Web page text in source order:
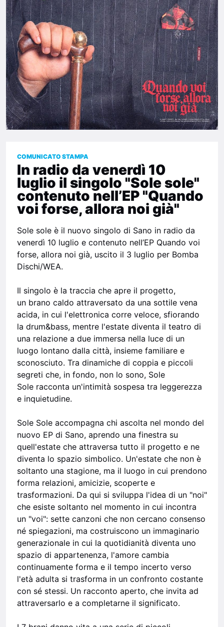
COMUNICATO STAMPA
In radio da venerdì 10
luglio il singolo "Sole sole"
contenuto nell’EP "Quando
voi forse, allora noi già"
Sole sole è il nuovo singolo di Sano in radio da
venerdì 10 luglio e contenuto nell’EP Quando voi
forse, allora noi già, uscito il 3 luglio per Bomba
Dischi/WEA.
Il singolo è la traccia che apre il progetto,
un brano caldo attraversato da una sottile vena
acida, in cui l'elettronica corre veloce, sfiorando
la drum&bass, mentre l'estate diventa il teatro di
una relazione a due immersa nella luce di un
luogo lontano dalla città, insieme familiare e
sconosciuto. Tra dinamiche di coppia e piccoli
segreti che, in fondo, non lo sono, Sole
Sole racconta un'intimità sospesa tra leggerezza
e inquietudine.
Sole Sole accompagna chi ascolta nel mondo del
nuovo EP di Sano, aprendo una finestra su
quell'estate che attraversa tutto il progetto e ne
diventa lo spazio simbolico. Un'estate che non è
soltanto una stagione, ma il luogo in cui prendono
forma relazioni, amicizie, scoperte e
trasformazioni. Da qui si sviluppa l'idea di un "noi"
che esiste soltanto nel momento in cui incontra
un "voi": sette canzoni che non cercano consenso
né spiegazioni, ma costruiscono un immaginario
generazionale in cui la quotidianità diventa uno
spazio di appartenenza, l'amore cambia
continuamente forma e il tempo incerto verso
l'età adulta si trasforma in un confronto costante
con sé stessi. Un racconto aperto, che invita ad
attraversarlo e a completarne il significato.